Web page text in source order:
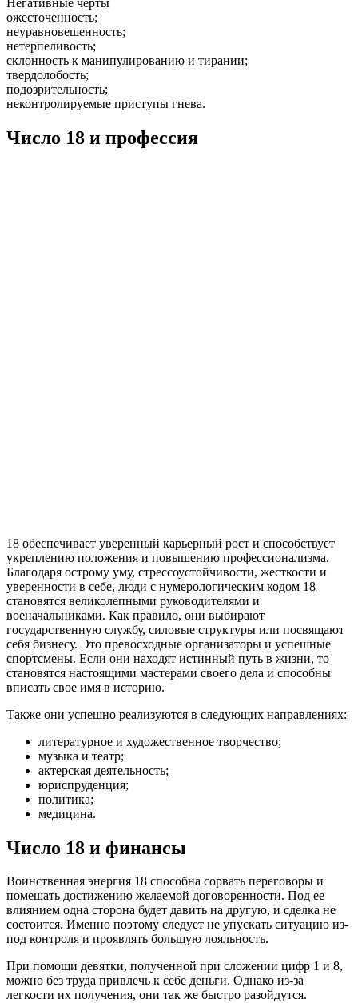
ожесточенность;
неуравновешенность;
нетерпеливость;
склонность к манипулированию и тирании;
твердолобость;
подозрительность;
неконтролируемые приступы гнева.
Число 18 и профессия
18 обеспечивает уверенный карьерный рост и способствует
укреплению положения и повышению профессионализма.
Благодаря острому уму, стрессоустойчивости, жесткости и
уверенности в себе, люди с нумерологическим кодом 18
становятся великолепными руководителями и
военачальниками. Как правило, они выбирают
государственную службу, силовые структуры или посвящают
себя бизнесу. Это превосходные организаторы и успешные
спортсмены. Если они находят истинный путь в жизни, то
становятся настоящими мастерами своего дела и способны
вписать свое имя в историю.
Также они успешно реализуются в следующих направлениях:
литературное и художественное творчество;
музыка и театр;
актерская деятельность;
юриспруденция;
политика;
медицина.
Число 18 и финансы
Воинственная энергия 18 способна сорвать переговоры и
помешать достижению желаемой договоренности. Под ее
влиянием одна сторона будет давить на другую, и сделка не
состоится. Именно поэтому следует не упускать ситуацию из-
под контроля и проявлять большую лояльность.
При помощи девятки, полученной при сложении цифр 1 и 8,
можно без труда привлечь к себе деньги. Однако из-за
легкости их получения, они так же быстро разойдутся.